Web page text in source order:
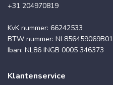
+31 204970819
KvK nummer: 66242533
BTW nummer: NL856459069B01
Iban: NL86 INGB 0005 346373
Klantenservice